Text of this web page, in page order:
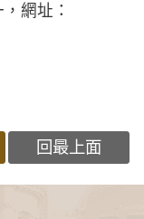
網址：
回最上面